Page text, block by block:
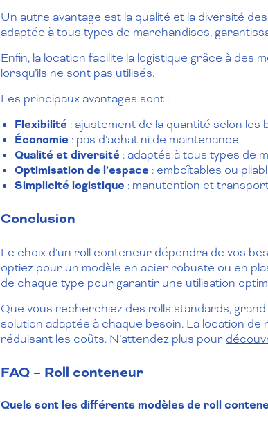
Un autre avantage est la qualité et la diversité
adaptée à tous types de marchandises,
Enfin, la location facilite la logistique grâce à des
lorsqu’ils ne sont pas utilisés.
Les principaux avantages sont :
Flexibilité : ajustement de la quantité selon les
Économie : pas d’achat ni de maintenance.
Qualité et diversité : adaptés à tous types de
Optimisation de l’espace : emboîtables ou
Simplicité logistique : manutention et
Conclusion
Le choix d’un roll conteneur dépendra de vos
optiez pour un modèle en acier robuste ou en
de chaque type pour garantir une utilisation
Que vous recherchiez des rolls standards,
solution adaptée à chaque besoin. La location
réduisant les coûts. N’attendez plus pour
FAQ – Roll conteneur
Quels sont les différents modèles de roll